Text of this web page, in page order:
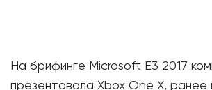
На брифинге Microsoft E3 2017
презентовала Xbox One X, ранее